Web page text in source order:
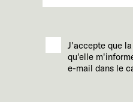
J'accepte que
qu'elle
e-mail dans le